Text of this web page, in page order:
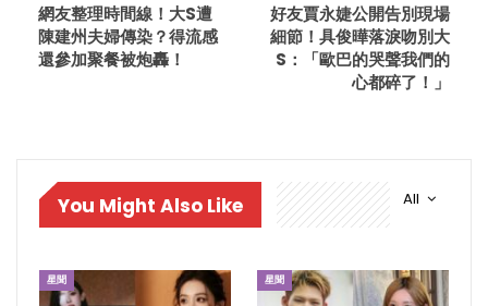
網友整理時間線！大S遭
陳建州夫婦傳染？得流感
還參加聚餐被炮轟！
好友賈永婕公開告別現場
細節！具俊曄落淚吻別大
S：「歐巴的哭聲我們的
心都碎了！」
All
You Might Also Like
星聞 星聞